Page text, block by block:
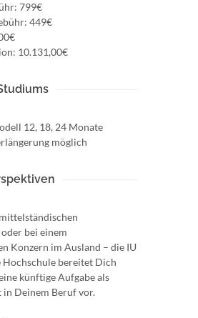
799€
449€
10.131,00€
12, 18, 24 Monate
möglich
bei einem
Konzern im Ausland – die IU
bereitet Dich
künftige Aufgabe als
in Deinem Beruf vor.